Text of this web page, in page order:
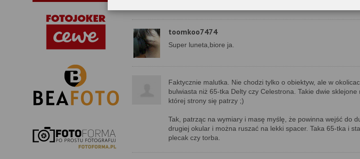
luneta. Szkoda że wyraznie podrożała ale z drugiej strony co
toomkoo7474
Super luneta,biore ja.
Faktycznie malutka. Nie chodzi tylko o obiektyw, ale w
bulwiasta niż 65-tka Delty czy Celestrona. Takie dwie
której strony się patrzy ;)
Tak, patrząc na wymiary i masę myślę, że powinna wejść do
drugiej okular i można ruszać na lekki spacer. Taka 65-tka i
plecak czy torba.